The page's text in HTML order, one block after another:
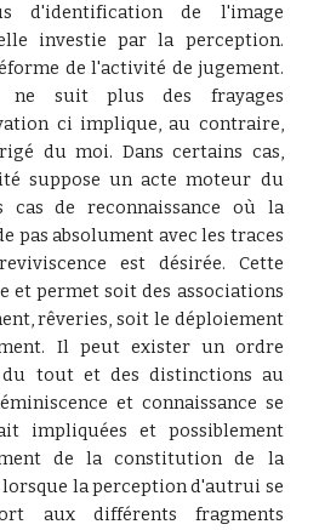
d'identification de l'image
investie par la perception.
de l'activité de jugement.
ne suit plus des frayages
ci implique, au contraire,
du moi. Dans certains cas,
suppose un acte moteur du
cas de reconnaissance où la
pas absolument avec les traces
est désirée. Cette
et permet soit des associations
rêveries, soit le déploiement
Il peut exister un ordre
tout et des distinctions au
et connaissance se
impliquées et possiblement
de la constitution de la
la perception d'autrui se
aux différents fragments